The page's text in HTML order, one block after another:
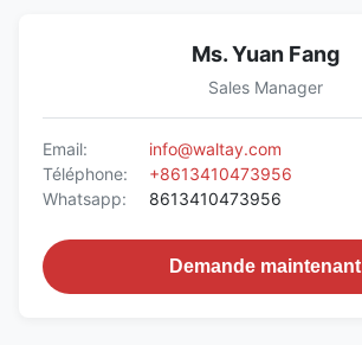
Ms. Yuan Fang
Sales Manager
Email:
info@waltay.com
Téléphone:
+8613410473956
Whatsapp:
8613410473956
Demande maintenant